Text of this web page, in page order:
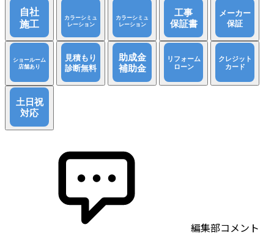
編集部コメント